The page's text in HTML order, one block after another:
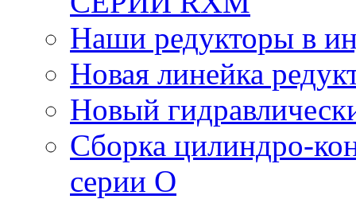
Наши редукторы в
Новая линейка
Новый
Сборка цилиндро-
серии O